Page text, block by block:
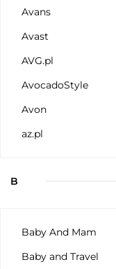
Avans
Avast
AVG.pl
AvocadoStyle
Avon
az.pl
B
Baby And Mam
Baby and Travel